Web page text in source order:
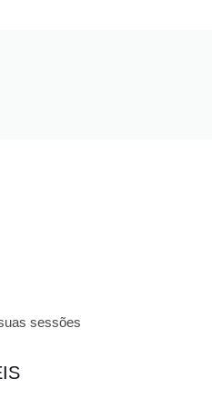
sessões